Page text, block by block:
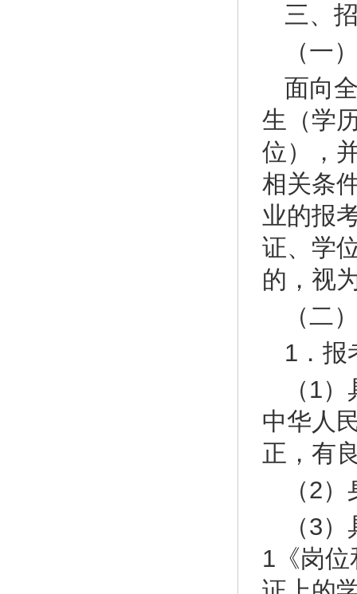
三、
（一
面向
生（学
位），
相关条
业的报
证、学
的，视
（二
1．报
（1
中华人
正，有
（2
（3
1《岗